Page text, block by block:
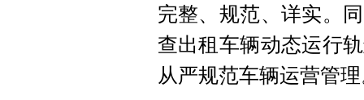
完整、规范、详实。
查出租车辆动态运行
从严规范车辆运营管